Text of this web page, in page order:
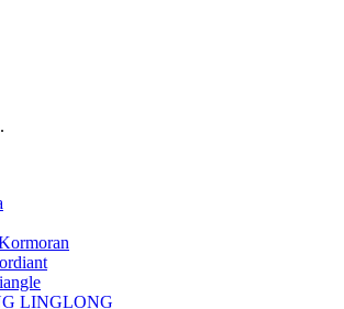
LINGLONG